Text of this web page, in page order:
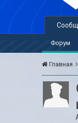
Форум
Главная